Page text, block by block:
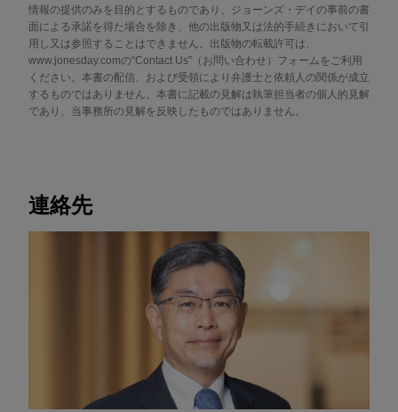
情報の提供のみを目的とするものであり、ジョーンズ・デイの事前の書
面による承諾を得た場合を除き、他の出版物又は法的手続きにおいて引
用し又は参照することはできません。出版物の転載許可は、
www.jonesday.comの“Contact Us”（お問い合わせ）フォームをご利用
ください。本書の配信、および受領により弁護士と依頼人の関係が成立
するものではありません。本書に記載の見解は執筆担当者の個人的見解
であり、当事務所の見解を反映したものではありません。
連絡先